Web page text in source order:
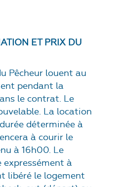
ET PRIX DU
Pêcheur louent au
pendant la
le contrat. Le
La location
déterminée à
à courir le
à 16h00. Le
expressément à
libéré le logement